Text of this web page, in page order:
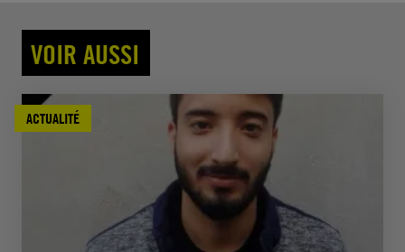
VOIR AUSSI
ACTUALITÉ